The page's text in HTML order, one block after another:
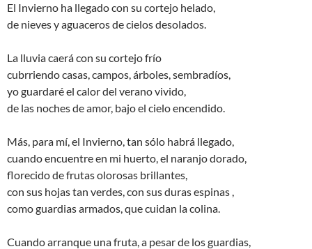
El Invierno ha llegado con su cortejo helado,
de nieves y aguaceros de cielos desolados.
La lluvia caerá con su cortejo frío
cubrriendo casas, campos, árboles, sembradíos,
yo guardaré el calor del verano vivido,
de las noches de amor, bajo el cielo encendido.
Más, para mí, el Invierno, tan sólo habrá llegado,
cuando encuentre en mi huerto, el naranjo dorado,
florecido de frutas olorosas brillantes,
con sus hojas tan verdes, con sus duras espinas ,
como guardias armados, que cuidan la colina.
Cuando arranque una fruta, a pesar de los guardias,